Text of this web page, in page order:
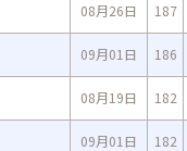
08月26日 187
09月01日 186
08月19日 182
09月01日 182